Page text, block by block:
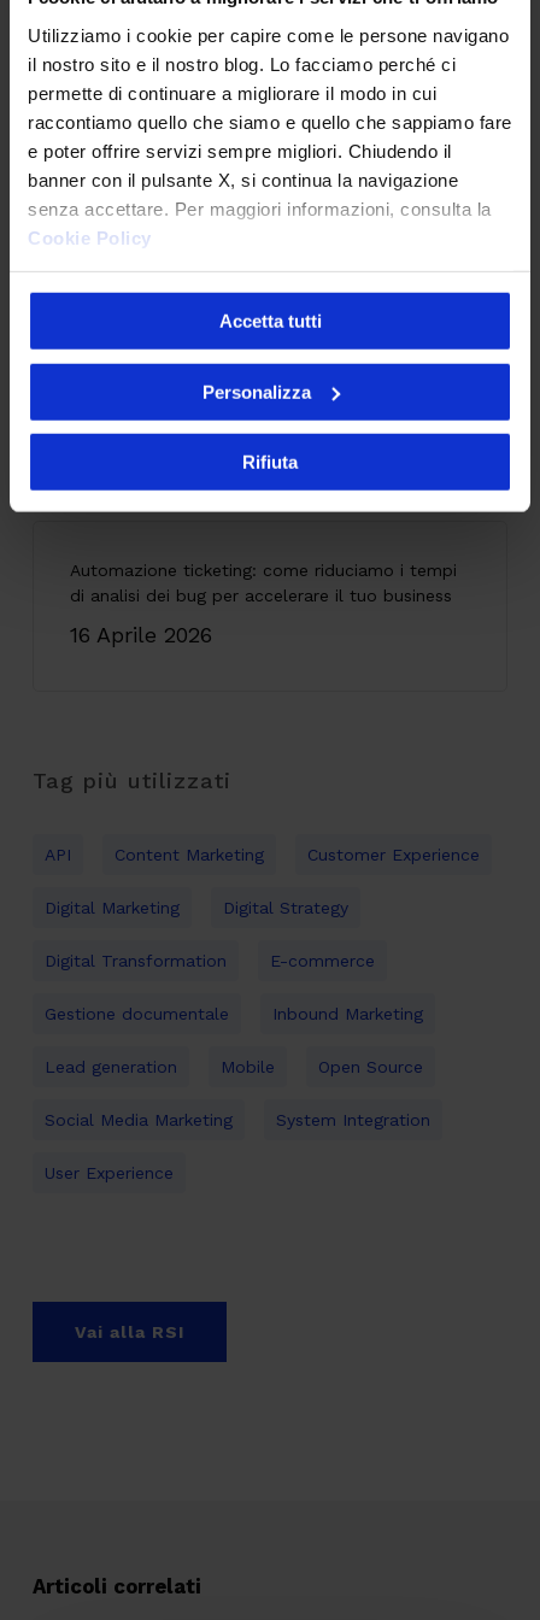
Utilizziamo i cookie per capire come le persone navigano
il nostro sito e il nostro blog. Lo facciamo perché ci
permette di continuare a migliorare il modo in cui
raccontiamo quello che siamo e quello che sappiamo fare
e poter offrire servizi sempre migliori. Chiudendo il
banner con il pulsante X, si continua la navigazione
senza accettare. Per maggiori informazioni, consulta la
Cookie Policy
Accetta tutti
Personalizza
Rifiuta
Program
25 Giugno 2026
API senza governance: il problema invisibile che
indebolisce la tua architettura
28 Maggio 2026
Accessibilità digitale: il caso SOL Veritas tra
innovazione, inclusione ed esperienza utente
Automazione ticketing: come riduciamo i tempi
di analisi dei bug per accelerare il tuo business
16 Aprile 2026
Tag più utilizzati
API Content Marketing Customer Experience
Digital Marketing Digital Strategy
Digital Transformation E-commerce
Gestione documentale Inbound Marketing
Lead generation Mobile Open Source
Social Media Marketing System Integration
User Experience
Vai alla RSI
Articoli correlati